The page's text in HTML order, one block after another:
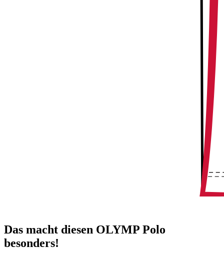
Das macht diesen OLYMP Polo
besonders!